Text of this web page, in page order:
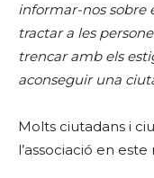
informar-nos sobre
tractar a les
trencar amb els
aconseguir una
Molts ciutadans i
l’associació en